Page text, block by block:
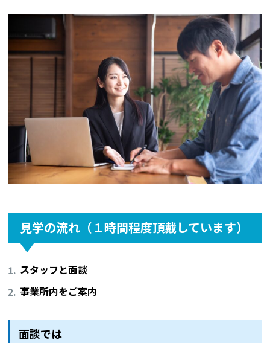
見学の流れ（１時間程度頂戴しています）
スタッフと面談
事業所内をご案内
面談では